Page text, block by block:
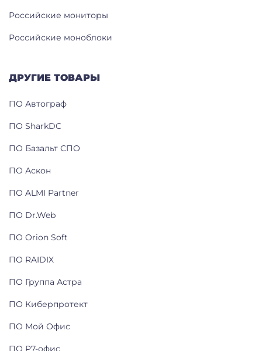
Российские мониторы
Российские моноблоки
ДРУГИЕ ТОВАРЫ
ПО Автограф
ПО SharkDC
ПО Базальт СПО
ПО Аскон
ПО ALMI Partner
ПО Dr.Web
ПО Orion Soft
ПО RAIDIX
ПО Группа Астра
ПО Киберпротект
ПО Мой Офис
ПО Р7-офис